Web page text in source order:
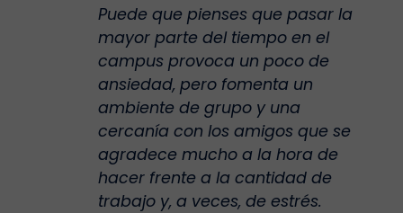
Puede que pienses que pasar la
mayor parte del tiempo en el
campus provoca un poco de
ansiedad, pero fomenta un
ambiente de grupo y una
cercanía con los amigos que se
agradece mucho a la hora de
hacer frente a la cantidad de
trabajo y, a veces, de estrés.